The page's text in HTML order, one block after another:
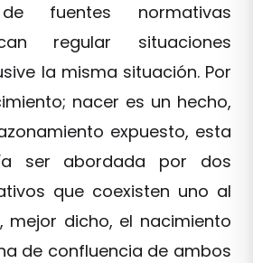
de fuentes normativas
regular situaciones
la misma situación. Por
nacer es un hecho,
expuesto, esta
ser abordada por dos
que coexisten uno al
mejor dicho, el nacimiento
de confluencia de ambos